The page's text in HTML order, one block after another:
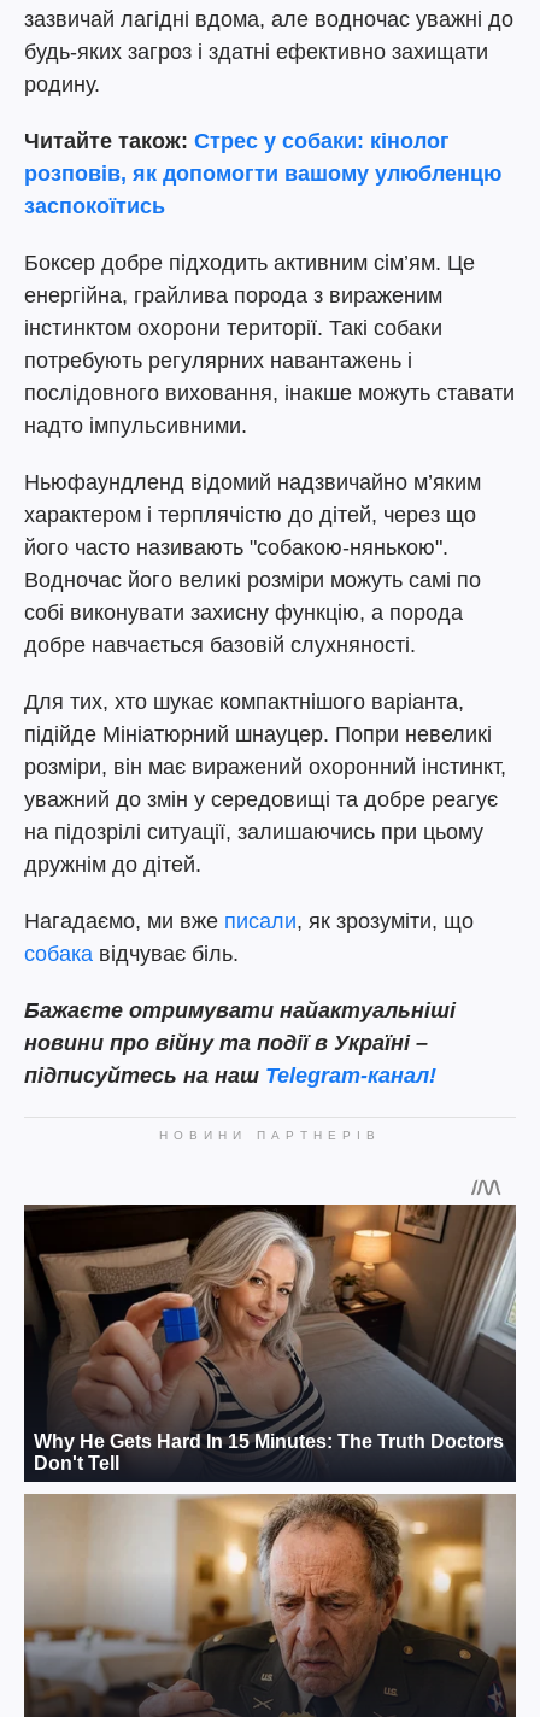
зазвичай лагідні вдома, але водночас уважні до
будь-яких загроз і здатні ефективно захищати
родину.
Читайте також: Стрес у собаки: кінолог
розповів, як допомогти вашому улюбленцю
заспокоїтись
Боксер добре підходить активним сім’ям. Це
енергійна, грайлива порода з вираженим
інстинктом охорони території. Такі собаки
потребують регулярних навантажень і
послідовного виховання, інакше можуть ставати
надто імпульсивними.
Ньюфаундленд відомий надзвичайно м’яким
характером і терплячістю до дітей, через що
його часто називають "собакою-нянькою".
Водночас його великі розміри можуть самі по
собі виконувати захисну функцію, а порода
добре навчається базовій слухняності.
Для тих, хто шукає компактнішого варіанта,
підійде Мініатюрний шнауцер. Попри невеликі
розміри, він має виражений охоронний інстинкт,
уважний до змін у середовищі та добре реагує
на підозрілі ситуації, залишаючись при цьому
дружнім до дітей.
Нагадаємо, ми вже писали, як зрозуміти, що
собака відчуває біль.
Бажаєте отримувати найактуальніші
новини про війну та події в Україні –
підписуйтесь на наш Telegram-канал!